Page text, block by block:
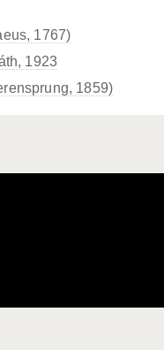
1767)
1923
1859)